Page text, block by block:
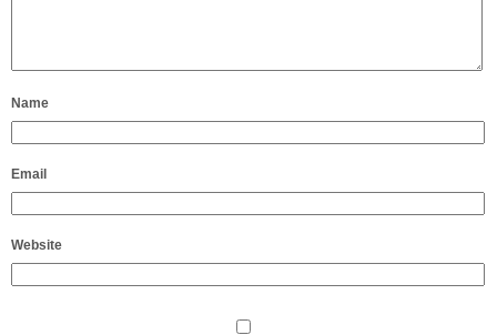
Name
Email
Website